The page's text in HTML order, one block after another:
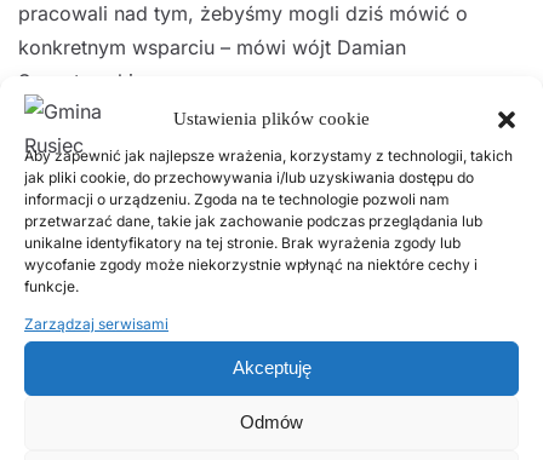
Ustawienia plików cookie
Aby zapewnić jak najlepsze wrażenia, korzystamy z technologii, takich
jak pliki cookie, do przechowywania i/lub uzyskiwania dostępu do
informacji o urządzeniu. Zgoda na te technologie pozwoli nam
przetwarzać dane, takie jak zachowanie podczas przeglądania lub
unikalne identyfikatory na tej stronie. Brak wyrażenia zgody lub
wycofanie zgody może niekorzystnie wpłynąć na niektóre cechy i
funkcje.
Zarządzaj serwisami
Akceptuję
Odmów
pracowali nad tym, żebyśmy mogli dziś mówić o
konkretnym wsparciu – mówi wójt Damian
Szczytowski.
Zgodnie z wnioskiem inwestycja musi być
zrealizowana do końca 2026 roku. O postępach w
realizacji będziemy informować na bieżąco.
Poprzednie Następne
Popularne wpisy